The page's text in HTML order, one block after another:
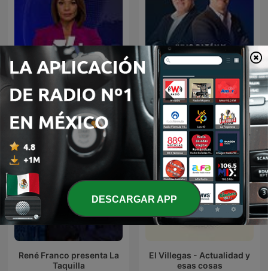
Noticias Univision
Julio Patán y Juan Ignacio
Zavala en El Heraldo Radio
René Franco presenta La
Taquilla
El Villegas - Actualidad y
esas cosas
DESCARGAR APP